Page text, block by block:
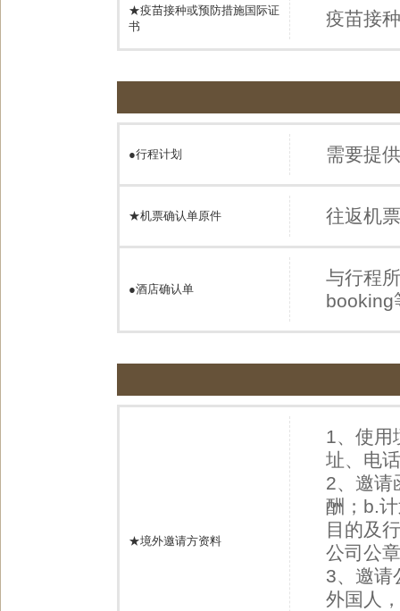
★疫苗接种或预防措施国际证
书
疫苗接
●行程计划 需要提
★机票确认单原件 往返机
●酒店确认单
与行程
booking
★境外邀请方资料
1、使用
址、电
2、邀请
酬；b.
目的及
公司公
3、邀请
外国人